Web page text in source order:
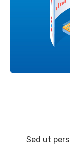
Sed ut